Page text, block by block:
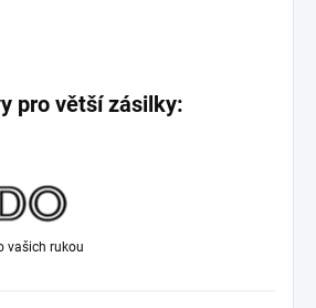
pro větší zásilky:
vašich rukou